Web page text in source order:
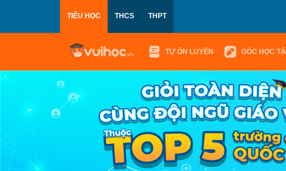
TIỂU HỌC THCS THPT
TỰ ÔN LUYỆN GÓC HỌC